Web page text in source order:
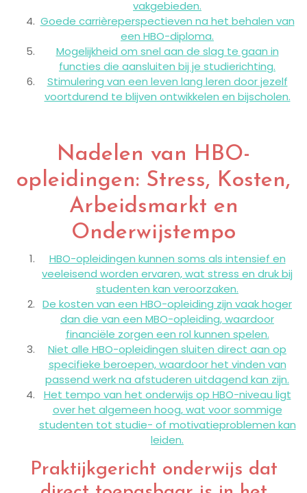
vakgebieden.
Goede carrièreperspectieven na het behalen van
een HBO-diploma.
Mogelijkheid om snel aan de slag te gaan in
functies die aansluiten bij je studierichting.
Stimulering van een leven lang leren door jezelf
voortdurend te blijven ontwikkelen en bijscholen.
Nadelen van HBO-
opleidingen: Stress, Kosten,
Arbeidsmarkt en
Onderwijstempo
HBO-opleidingen kunnen soms als intensief en
veeleisend worden ervaren, wat stress en druk bij
studenten kan veroorzaken.
De kosten van een HBO-opleiding zijn vaak hoger
dan die van een MBO-opleiding, waardoor
financiële zorgen een rol kunnen spelen.
Niet alle HBO-opleidingen sluiten direct aan op
specifieke beroepen, waardoor het vinden van
passend werk na afstuderen uitdagend kan zijn.
Het tempo van het onderwijs op HBO-niveau ligt
over het algemeen hoog, wat voor sommige
studenten tot studie- of motivatieproblemen kan
leiden.
Praktijkgericht onderwijs dat